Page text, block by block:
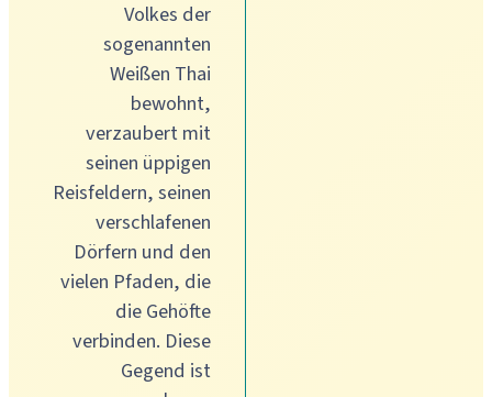
Volkes der
sogenannten
Weißen Thai
bewohnt,
verzaubert mit
seinen üppigen
Reisfeldern, seinen
verschlafenen
Dörfern und den
vielen Pfaden, die
die Gehöfte
verbinden. Diese
Gegend ist